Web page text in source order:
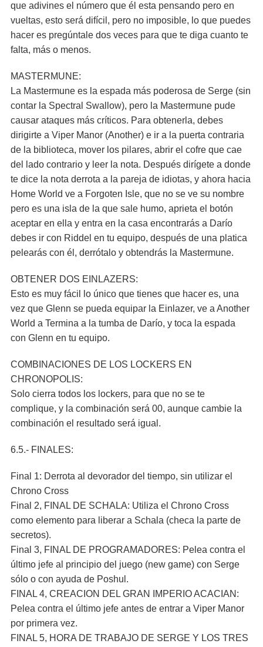
que adivines el número que él esta pensando pero en
vueltas, esto será difícil, pero no imposible, lo que puedes
hacer es pregúntale dos veces para que te diga cuanto te
falta, más o menos.
MASTERMUNE:
La Mastermune es la espada más poderosa de Serge (sin
contar la Spectral Swallow), pero la Mastermune pude
causar ataques más críticos. Para obtenerla, debes
dirigirte a Viper Manor (Another) e ir a la puerta contraria
de la biblioteca, mover los pilares, abrir el cofre que cae
del lado contrario y leer la nota. Después dirígete a donde
te dice la nota derrota a la pareja de idiotas, y ahora hacia
Home World ve a Forgoten Isle, que no se ve su nombre
pero es una isla de la que sale humo, aprieta el botón
aceptar en ella y entra en la casa encontrarás a Darío
debes ir con Riddel en tu equipo, después de una platica
pelearás con él, derrótalo y obtendrás la Mastermune.
OBTENER DOS EINLAZERS:
Esto es muy fácil lo único que tienes que hacer es, una
vez que Glenn se pueda equipar la Einlazer, ve a Another
World a Termina a la tumba de Darío, y toca la espada
con Glenn en tu equipo.
COMBINACIONES DE LOS LOCKERS EN
CHRONOPOLIS:
Solo cierra todos los lockers, para que no se te
complique, y la combinación será 00, aunque cambie la
combinación el resultado será igual.
6.5.- FINALES:
Final 1: Derrota al devorador del tiempo, sin utilizar el
Chrono Cross
Final 2, FINAL DE SCHALA: Utiliza el Chrono Cross
como elemento para liberar a Schala (checa la parte de
secretos).
Final 3, FINAL DE PROGRAMADORES: Pelea contra el
último jefe al principio del juego (new game) con Serge
sólo o con ayuda de Poshul.
FINAL 4, CREACION DEL GRAN IMPERIO ACACIAN:
Pelea contra el último jefe antes de entrar a Viper Manor
por primera vez.
FINAL 5, HORA DE TRABAJO DE SERGE Y LOS TRES